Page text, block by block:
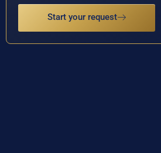
Start your request